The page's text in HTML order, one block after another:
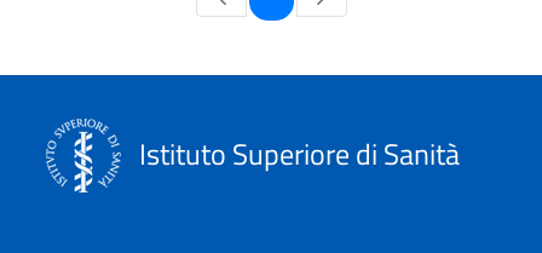
Istituto Superiore di Sanità